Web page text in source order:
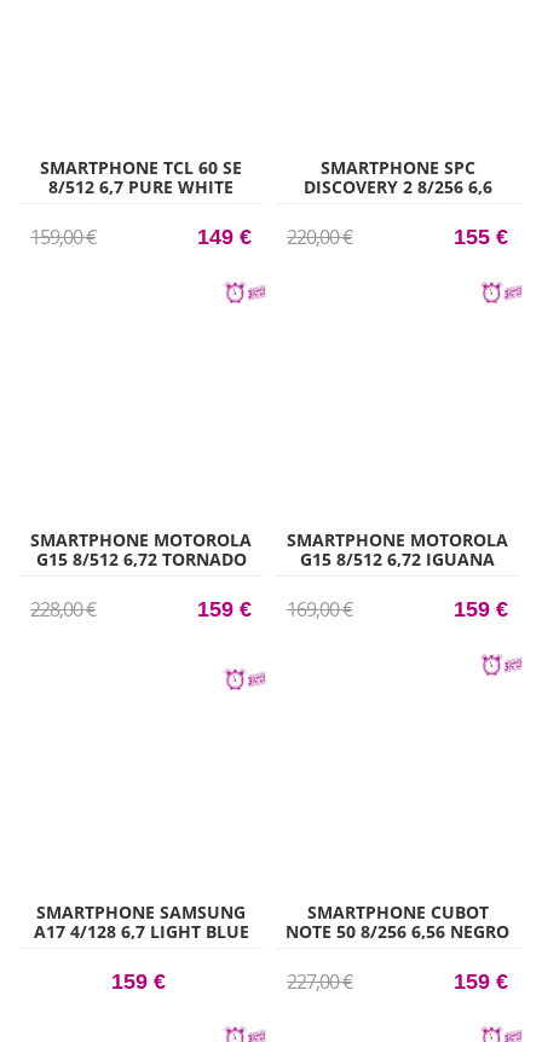
SMARTPHONE TCL 60 SE
8/512 6,7 PURE WHITE
159,00 € 149 €
SMARTPHONE SPC
DISCOVERY 2 8/256 6,6
220,00 € 155 €
SMARTPHONE MOTOROLA
G15 8/512 6,72 TORNADO
228,00 € 159 €
SMARTPHONE MOTOROLA
G15 8/512 6,72 IGUANA
169,00 € 159 €
SMARTPHONE SAMSUNG
A17 4/128 6,7 LIGHT BLUE
159 €
SMARTPHONE CUBOT
NOTE 50 8/256 6,56 NEGRO
227,00 € 159 €